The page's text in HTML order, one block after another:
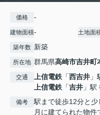
価格 -
建物面積- 土地面
築年数 新築
所在地 群馬県高崎市吉井町
交通 上信電鉄 「西吉井
上信電鉄 「吉井 」
備考
駅まで徒歩12分と
月に建てられた物